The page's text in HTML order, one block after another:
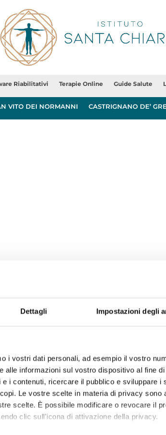
Dettagli Impostazioni degli
i vostri dati personali, ad esempio il vostro
alle informazioni sul vostro dispositivo al fine
i contenuti, ricercare il pubblico e sviluppare
Le vostre scelte in materia di privacy sono
scelte. È possibile modificare o revocare il
clic sull'icona di attivazione della privacy.
Riabilitativi Terapie Online Guide Salute
VITO DEI NORMANNI CASTRIGNANO DE’